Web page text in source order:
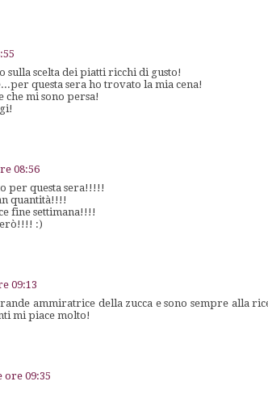
scelta dei piatti ricchi di gusto!
questa sera ho trovato la mia cena!
che mi sono persa!
08:56
per questa sera!!!!!
quantità!!!!
fine settimana!!!!
:)
09:13
ammiratrice della zucca e sono sempre alla
mi piace molto!
ore 09:35